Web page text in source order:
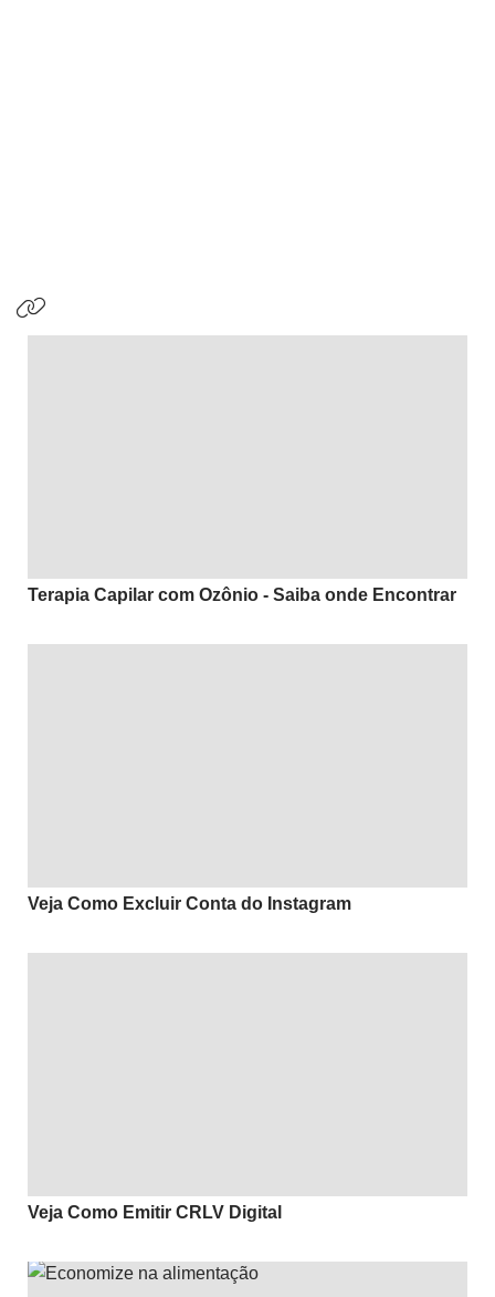
Terapia Capilar com Ozônio - Saiba onde Encontrar
Veja Como Excluir Conta do Instagram
Veja Como Emitir CRLV Digital